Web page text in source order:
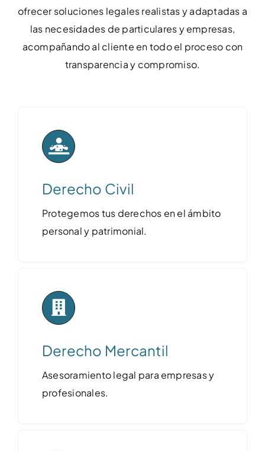
ofrecer soluciones legales realistas y adaptadas a
las necesidades de particulares y empresas,
acompañando al cliente en todo el proceso con
transparencia y compromiso.
Derecho Civil
Protegemos tus derechos en el ámbito
personal y patrimonial.
Derecho Mercantil
Asesoramiento legal para empresas y
profesionales.